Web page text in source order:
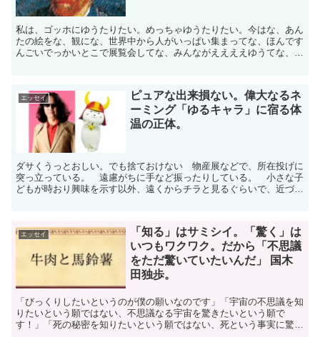
私は、ゴッホにゆうたりたい。めっちゃゆうたりたい。今はな、あん
たの絵をな、観にな、世界中から人がいっぱい集まってな、ほんです
んごいでっかいとこで展覧会してな、みんながええええゆうてな、ほ
エッセイ
ピュアな出来損ない。偉大なるネ
ーミング「ゆるキャラ」に宿る体
温の正体。
ダサくうっとおしい。でも捨ておけない 物産展などで、所在投げに
突っ立っている。 遠慮がちに手など振ったりしている。 小さな子
どもが時おり興味を示す以外、遠くからチラと見るぐらいで、近づく
エッセイ
「知る」はサミシイ。「驚く」は
いつもワクワク。だから「不思議
をただ驚いていたいんだ」 国木
田独歩。
「びっくりしたいというのが僕の願いなのです」「宇宙の不思議を知
りたいという願ではない、不思議なる宇宙を驚きたいという願で
す！」「死の秘密を知りたいという願ではない、死という事実に驚き